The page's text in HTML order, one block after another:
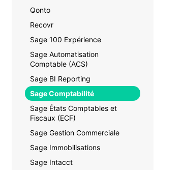
Qonto
Recovr
Sage 100 Expérience
Sage Automatisation
Comptable (ACS)
Sage BI Reporting
Sage Comptabilité
Sage États Comptables et
Fiscaux (ECF)
Sage Gestion Commerciale
Sage Immobilisations
Sage Intacct